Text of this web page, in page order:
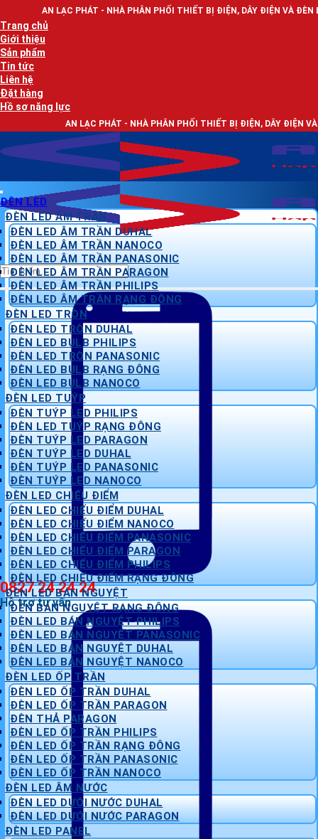
qua
nội
dung
PHÁT - NHÀ PHÂN PHỐI THIẾT BỊ ĐIỆN, DÂY ĐIỆN VÀ ĐÈN LED CHIẾU SÁNG
Trang chủ
Giới thiệu
Sản phẩm
Tin tức
Liên hệ
Đặt hàng
Hồ sơ năng lực
LẠC PHÁT - NHÀ PHÂN PHỐI THIẾT BỊ ĐIỆN, DÂY ĐIỆN VÀ ĐÈN LED CHIẾU
Tìm
kiếm:
0827 24 24 24
Hỗ trợ tư vấn
ĐÈN LED
ĐÈN LED ÂM TRẦN
ĐÈN LED ÂM TRẦN DUHAL
ĐÈN LED ÂM TRẦN NANOCO
ĐÈN LED ÂM TRẦN PANASONIC
ĐÈN LED ÂM TRẦN PARAGON
ĐÈN LED ÂM TRẦN PHILIPS
ĐÈN LED ÂM TRẦN RẠNG ĐÔNG
ĐÈN LED TRÒN
ĐÈN LED TRÒN DUHAL
ĐÈN LED BULB PHILIPS
ĐÈN LED TRÒN PANASONIC
ĐÈN LED BULB RẠNG ĐÔNG
ĐÈN LED BULB NANOCO
ĐÈN LED TUÝP
ĐÈN TUÝP LED PHILIPS
ĐÈN LED TUÝP RẠNG ĐÔNG
ĐÈN TUÝP LED PARAGON
ĐÈN TUÝP LED DUHAL
ĐÈN TUÝP LED PANASONIC
ĐÈN TUÝP LED NANOCO
ĐÈN LED CHIẾU ĐIỂM
ĐÈN LED CHIẾU ĐIỂM DUHAL
ĐÈN LED CHIẾU ĐIỂM NANOCO
ĐÈN LED CHIẾU ĐIỂM PANASONIC
ĐÈN LED CHIẾU ĐIỂM PARAGON
ĐÈN LED CHIẾU ĐIỂM PHILIPS
ĐÈN LED CHIẾU ĐIỂM RẠNG ĐÔNG
ĐÈN LED BÁN NGUYỆT
ĐÈN BÁN NGUYỆT RẠNG ĐÔNG
ĐÈN LED BÁN NGUYỆT PHILIPS
ĐÈN LED BÁN NGUYỆT PANASONIC
ĐÈN LED BÁN NGUYỆT DUHAL
ĐÈN LED BÁN NGUYỆT NANOCO
ĐÈN LED ỐP TRẦN
ĐÈN LED ỐP TRẦN DUHAL
ĐÈN LED ỐP TRẦN PARAGON
ĐÈN THẢ PARAGON
ĐÈN LED ỐP TRẦN PHILIPS
ĐÈN LED ỐP TRẦN RẠNG ĐÔNG
ĐÈN LED ỐP TRẦN PANASONIC
ĐÈN LED ỐP TRẦN NANOCO
ĐÈN LED ÂM NƯỚC
ĐÈN LED DƯỚI NƯỚC DUHAL
ĐÈN LED DƯỚI NƯỚC PARAGON
ĐÈN LED PANEL